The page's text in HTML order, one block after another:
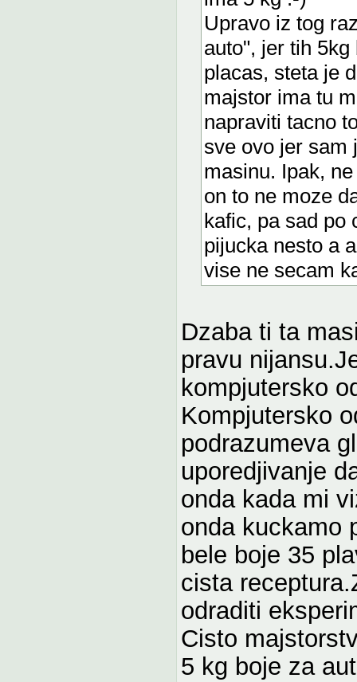
Upravo iz tog
auto", jer tih
placas, steta je
majstor ima tu
napraviti tacno
sve ovo jer sam
masinu. Ipak,
on to ne moze
kafic, pa sad po
pijucka nesto a
vise ne secam
Dzaba ti ta
pravu
kompjutersko
Kompjutersko
podrazumeva
uporedjivanje
onda kada mi
onda kuckamo
bele boje 35
cista
odraditi
Cisto
5 kg boje za